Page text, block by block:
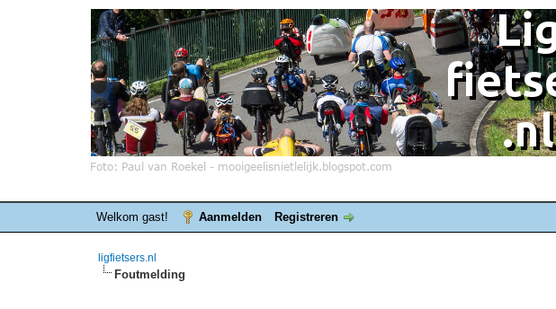
Welkom gast! Aanmelden Registreren
ligfietsers.nl
Foutmelding